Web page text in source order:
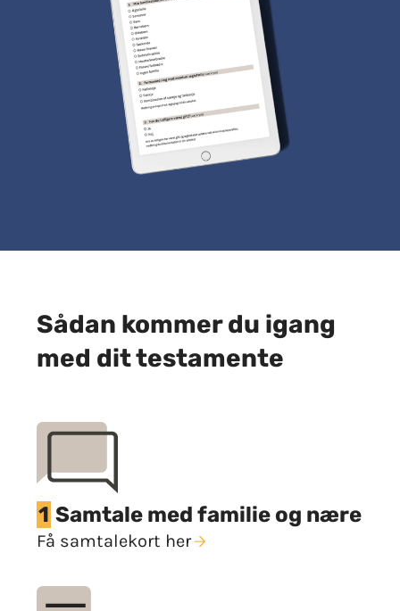
Sådan kommer du igang
med dit testamente
1 Samtale med familie og nære
Få samtalekort her